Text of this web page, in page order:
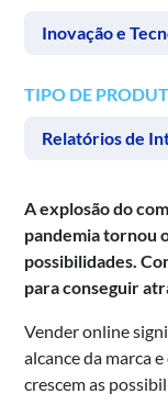
Inovação e
TIPO DE
Relatórios de
A explosão do
pandemia tornou
possibilidades.
para conseguir
Vender online
alcance da marca
crescem as